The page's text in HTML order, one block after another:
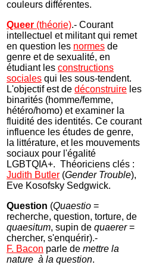
couleurs différentes.
Queer (théorie).- Courant
intellectuel et militant qui remet
en question les normes de
genre et de sexualité, en
étudiant les constructions
sociales qui les sous-tendent.
L'objectif est de déconstruire les
binarités (homme/femme,
hétéro/homo) et examiner la
fluidité des identités. Ce courant
influence les études de genre,
la littérature, et les mouvements
sociaux pour l'égalité
LGBTQIA+. Théoriciens clés :
Judith Butler (Gender Trouble),
Eve Kosofsky Sedgwick.
Question (Quaestio =
recherche, question, torture, de
quaesitum, supin de quaerer=
chercher, s'enquérir).-
F. Bacon parle de mettre la
nature à la question.